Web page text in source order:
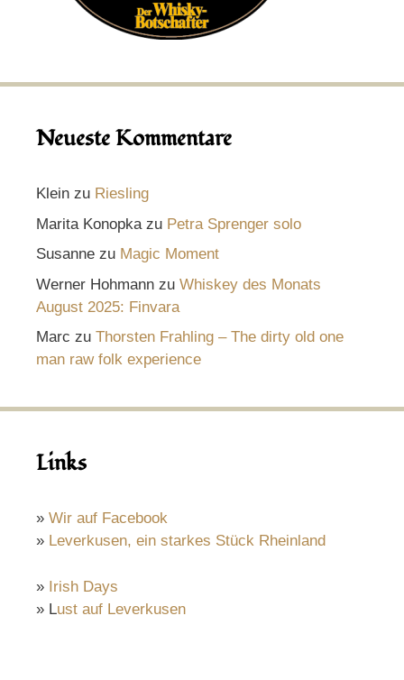
Neueste Kommentare
Klein zu Riesling
Marita Konopka zu Petra Sprenger solo
Susanne zu Magic Moment
Werner Hohmann zu Whiskey des Monats
August 2025: Finvara
Marc zu Thorsten Frahling – The dirty old one
man raw folk experience
Links
» Wir auf Facebook
» Leverkusen, ein starkes Stück Rheinland
» Irish Days
» Lust auf Leverkusen